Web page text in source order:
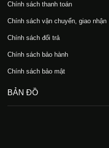
Chính sách thanh toán
Chính sách vận chuyển, giao nhận
Chính sách đổi trả
Chính sách bảo hành
Chính sách bảo mật
BẢN ĐỒ